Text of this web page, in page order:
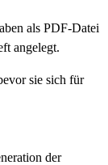
als PDF-Datei
angelegt.
sie sich für
der